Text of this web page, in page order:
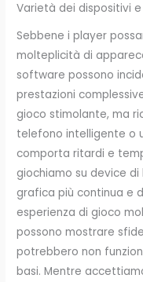
Varietà dei dispositivi
Sebbene i player
molteplicità di
software possono
prestazioni
gioco stimolante, ma
telefono intelligente o
comporta ritardi e
giochiamo su device
grafica più continua e
esperienza di gioco
possono mostrare
potrebbero non
basi. Mentre